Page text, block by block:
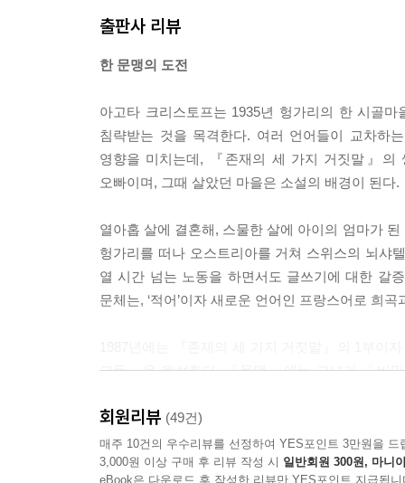
출판사 리뷰
한 문맹의 도전
아고타 크리스토프는 1935년 헝가리의 한 시골
침략받는 것을 목격한다. 여러 언어들이 교차하
영향을 미치는데, 『존재의 세 가지 거짓말』의
오빠이며, 그때 살았던 마을은 소설의 배경이 된다.
열아홉 살에 결혼해, 스물한 살에 아이의 엄마가
헝가리를 떠나 오스트리아를 거쳐 스위스의 뇌샤
열 시간 넘는 노동을 하면서도 글쓰기에 대한 갈
문체는, ‘적어’이자 새로운 언어인 프랑스어로 희
고독」을 완성한다. 『문맹』에는 그녀가 「비
거짓말』이라는 제목으로 소개되어 스테디셀러
2001년 고트프리트 켈러상, 2005년 실러상,
일흔다섯 살의 나이로 생을 마감한다.
회원리뷰 (49건)
매주 10건의 우수리뷰를 선정하여 YES포인트 3만원을 드
3,000원 이상 구매 후 리뷰 작성 시 일반회원 300원, 마니
eBook은 다운로드 후 작성한 리뷰만 YES포인트 지급됩니